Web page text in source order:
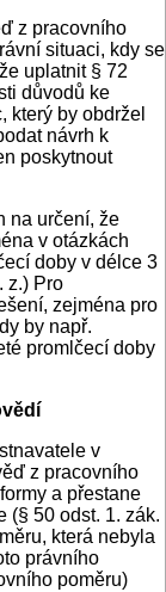
z pracovního
situaci, kdy se
uplatnit § 72
důvodů ke
který by obdržel
návrh k
poskytnout
na určení, že
v otázkách
doby v délce 3
z.) Pro
zejména pro
by např.
promlčecí doby
v
z pracovního
a přestane
(§ 50 odst. 1. zák.
která nebyla
právního
poměru)